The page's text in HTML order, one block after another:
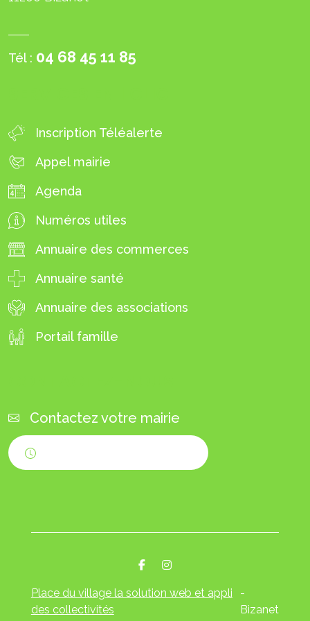
Tél : 04 68 45 11 85
Inscription Téléalerte
Appel mairie
Agenda
Numéros utiles
Annuaire des commerces
Annuaire santé
Annuaire des associations
Portail famille
Contactez votre mairie
Place du village la solution web et appli
des collectivités
-
Bizanet